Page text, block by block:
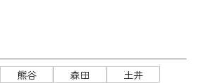
熊谷 森田
土井